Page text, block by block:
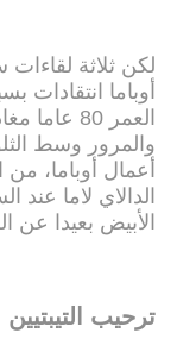
لكن ثلاثة
أوباما انتقادات
العمر 80
والمرور وسط
أعمال أوباما،
الأبيض بعيدا عن
ترحيب التيبتيين